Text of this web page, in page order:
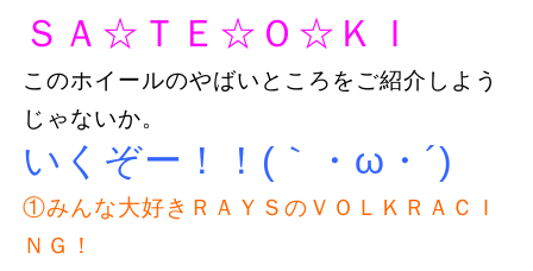
ＳＡ☆ＴＥ☆Ｏ☆ＫＩ
このホイールのやばいところをご紹介しよう
じゃないか。
いくぞー！！(｀・ω・´)
①みんな大好きＲＡＹＳのＶＯＬＫＲＡＣＩ
ＮＧ！